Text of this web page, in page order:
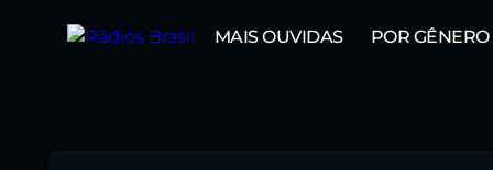
MAIS OUVIDAS POR GÊNERO